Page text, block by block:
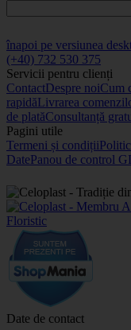
înapoi pe versiunea
(+40) 732 530 375
Servicii pentru clienți
ContactDespre noiCum
rapidăLivrarea
de platăConsultanță
Pagini utile
Termeni și condiții
DatePanou de control
Date de contact